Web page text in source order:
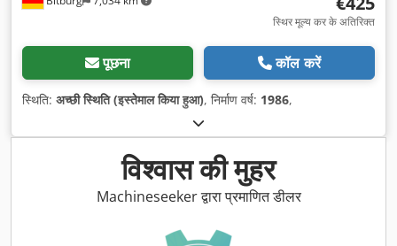
स्थिर मूल्य कर के अतिरिक्त
पूछना कॉल करें
स्थिति: अच्छी स्थिति (इस्तेमाल किया हुआ), निर्माण वर्ष: 1986,
विश्वास की मुहर
Machineseeker द्वारा प्रमाणित डीलर